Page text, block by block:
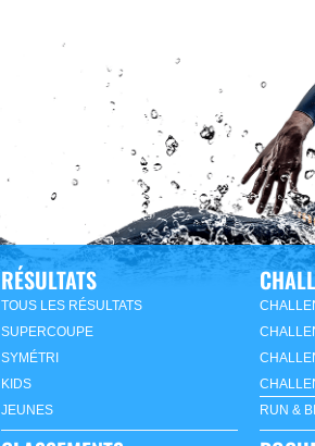
RÉSULTATS
TOUS LES RÉSULTATS
SUPERCOUPE
SYMÉTRI
KIDS
JEUNES
RUN &